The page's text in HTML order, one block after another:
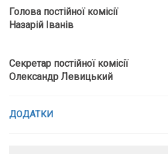
Голова
Назарій Іванів
Секретар
Олександр Левицький
ДОДАТКИ